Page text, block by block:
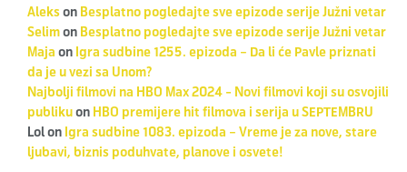
Alekson Besplatno pogledajte sve epizode serije Južni vetar
Selimon Besplatno pogledajte sve epizode serije Južni vetar
Maja on Igra sudbine 1255. epizoda – Da li će Pavle priznati
da je u vezi sa Unom?
Najbolji filmovi na HBO Max 2024 - Novi filmovi koji su osvojili
publikuon HBO premijere hit filmova i serija u SEPTEMBRU
Lolon Igra sudbine 1083. epizoda – Vreme je za nove, stare
ljubavi, biznis poduhvate, planove i osvete!